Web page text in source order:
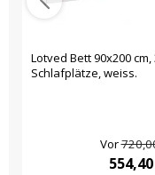
Lotved Bett 90x200 cm,
Schlafplätze, weiss.
Vor
554,40